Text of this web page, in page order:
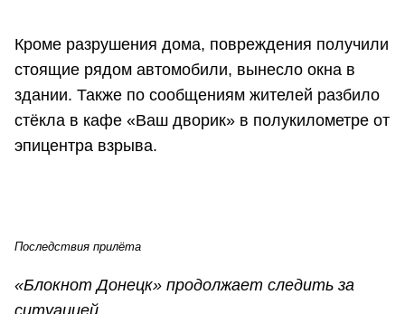
Кроме разрушения дома, повреждения получили
стоящие рядом автомобили, вынесло окна в
здании. Также по сообщениям жителей разбило
стёкла в кафе «Ваш дворик» в полукилометре от
эпицентра взрыва.
Последствия прилёта
«Блокнот Донецк» продолжает следить за
ситуацией.